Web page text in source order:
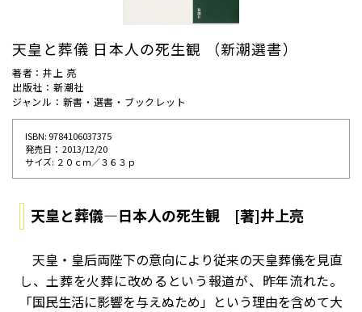
天皇と葬儀 日本人の死生観 （新潮選書）
著者：井上 亮
出版社：新潮社
ジャンル：新書・選書・ブックレット
ISBN: 9784106037375
発売⽇： 2013/12/20
サイズ: ２０ｃｍ／３６３ｐ
天皇と葬儀―日本人の死生観 [著]井上亮
天皇・皇后両陛下の意向により従来の天皇葬儀を見直
し、土葬を火葬に改めるという報道が、昨年流れた。
「国民生活に影響を与えぬため」という理由を含めて大